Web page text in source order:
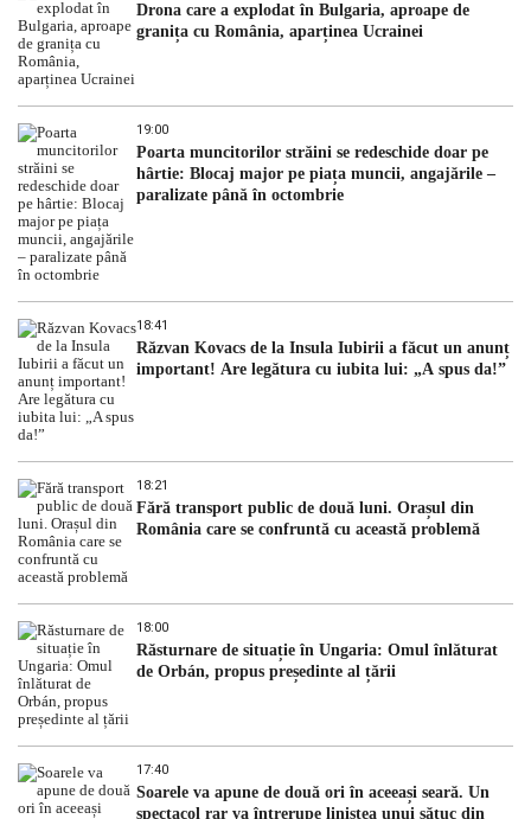
Drona care a explodat în Bulgaria, aproape de
granița cu România, aparținea Ucrainei
19:00
Poarta muncitorilor străini se redeschide doar pe
hârtie: Blocaj major pe piața muncii, angajările –
paralizate până în octombrie
18:41
Răzvan Kovacs de la Insula Iubirii a făcut un anunț
important! Are legătura cu iubita lui: „A spus da!”
18:21
Fără transport public de două luni. Orașul din
România care se confruntă cu această problemă
18:00
Răsturnare de situație în Ungaria: Omul înlăturat
de Orbán, propus președinte al țării
17:40
Soarele va apune de două ori în aceeași seară. Un
spectacol rar va întrerupe liniștea unui sătuc din